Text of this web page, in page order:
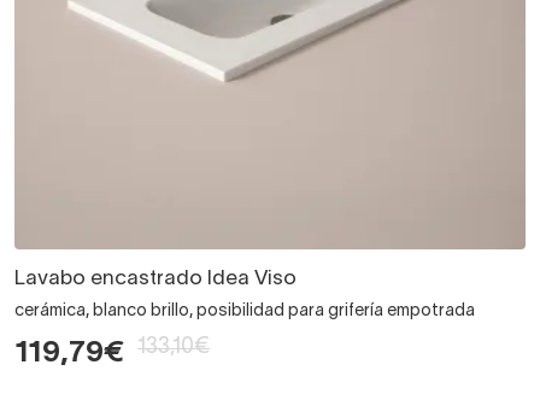
Lavabo encastrado Idea Viso
cerámica, blanco brillo, posibilidad para grifería empotrada
119,79€ 133,10€